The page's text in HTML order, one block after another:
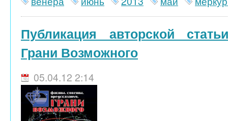
Публикация авторской
Грани Возможного
05.04.12 2:14